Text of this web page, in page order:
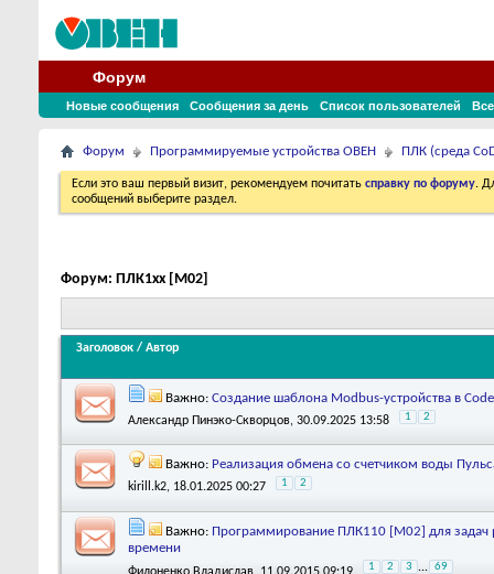
Форум
Новые сообщения Сообщения за день Список пользователей
Форум Программируемые устройства ОВЕН ПЛК (среда
Если это ваш первый визит, рекомендуем почитать справку по форуму.
сообщений выберите раздел.
Форум: ПЛК1хх [М02]
Заголовок / Автор
Важно: Создание шаблона Modbus-устройства в
Александр Пинэко-Скворцов, 30.09.2025 13:58 1 2
Важно: Реализация обмена со счетчиком воды
kirill.k2, 18.01.2025 00:27 1 2
Важно: Программирование ПЛК110 [М02] для задач
времени
1 2 3 ... 69